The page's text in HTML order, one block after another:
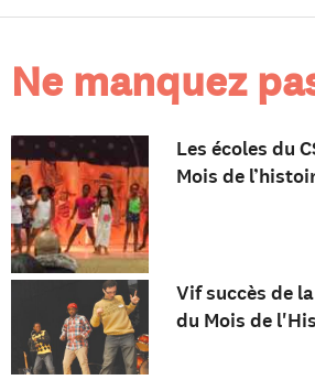
Ne manquez
Les écoles du
Mois de
Vif succès de
du Mois de